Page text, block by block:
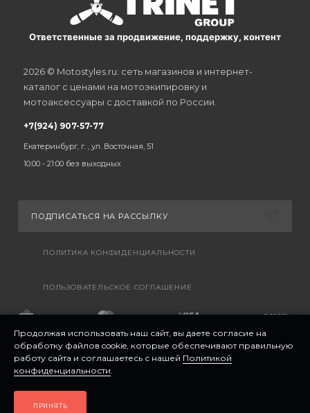
Ответственные за продвижение, поддержку, контент
2026 © Motostyles.ru: сеть магазинов и интернет-
каталог с ценами на мотоэкипировку и
мотоаксессуары с доставкой по России.
+7(924) 907-57-77
Екатеринбург, г. , ул. Восточная, 51
10:00 - 21:00 без выходных
ПОДПИСАТЬСЯ НА РАССЫЛКУ
ПОЛИТИКА КОНФИДЕНЦИАЛЬНОСТИ
ПОЛЬЗОВАТЕЛЬСКОЕ СОГЛАШЕНИЕ
Продолжая использовать наш сайт, вы даете согласие на
обработку файлов cookie, которые обеспечивают правильную
работу сайта и соглашаетесь с нашей Политикой
конфиденциальности.
ПРИНЯТЬ